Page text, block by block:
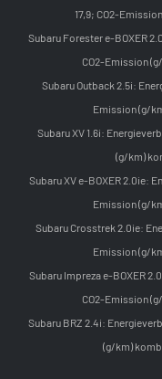
17,9; CO2-
Subaru Forester e-BOXER
CO2-Emission
Subaru Outback 2.5i:
Emission (g/
Subaru XV 1.6i:
(g/km)
Subaru XV e-BOXER 2.0ie:
Emission (g/
Subaru Crosstrek 2.0ie:
Emission (g/
Subaru Impreza e-BOXER
CO2-Emission
Subaru BRZ 2.4i:
(g/km)